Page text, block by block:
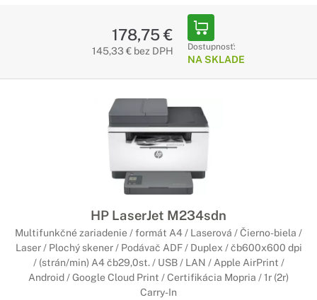
178,75 €
145,33 € bez DPH Dostupnosť:
NA SKLADE
HP LaserJet M234sdn
Multifunkčné zariadenie / formát A4 / Laserová / Čierno-biela /
Laser / Plochý skener / Podávač ADF / Duplex / čb600x600 dpi
/ (strán/min) A4 čb29,0st. / USB / LAN / Apple AirPrint /
Android / Google Cloud Print / Certifikácia Mopria / 1r (2r)
Carry-In